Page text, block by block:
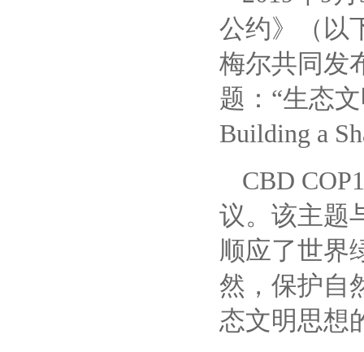
公约》（以
梅尔共同发
题：“生态
Building a
CBD
议。该主题
顺应了世界
然，保护自
态文明思想